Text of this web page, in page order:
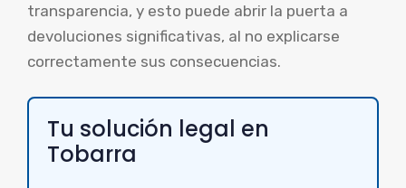
transparencia, y esto puede abrir la puerta a
devoluciones significativas, al no explicarse
correctamente sus consecuencias.
Tu solución legal en
Tobarra